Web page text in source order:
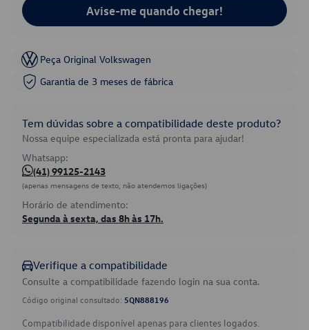
Avise-me quando chegar!
Peça Original Volkswagen
Garantia de 3 meses de fábrica
Tem dúvidas sobre a compatibilidade deste produto?
Nossa equipe especializada está pronta para ajudar!
Whatsapp:
(41) 99125-2143
(apenas mensagens de texto, não atendemos ligações)
Horário de atendimento:
Segunda à sexta, das 8h às 17h.
Verifique a compatibilidade
Consulte a compatibilidade fazendo login na sua conta.
Código original consultado: 5QN888196
Compatibilidade disponível apenas para clientes logados.